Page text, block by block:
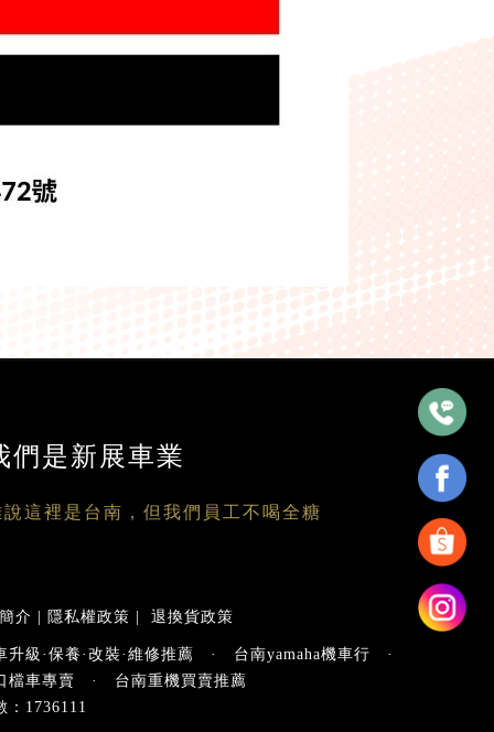
們是新展車業
說這裡是台南，但我們員工不喝全糖
介 |隱私權政策 |退換貨政策
升級·保養·改裝·維修推薦 · 台南yamaha機車行 ·
檔車專賣
· 台南重機買賣推薦
：1736111